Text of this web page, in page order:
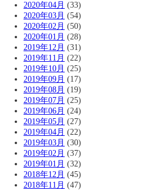
2020年04月 (33)
2020年03月 (54)
2020年02月 (50)
2020年01月 (28)
2019年12月 (31)
2019年11月 (22)
2019年10月 (25)
2019年09月 (17)
2019年08月 (19)
2019年07月 (25)
2019年06月 (24)
2019年05月 (27)
2019年04月 (22)
2019年03月 (30)
2019年02月 (37)
2019年01月 (32)
2018年12月 (45)
2018年11月 (47)